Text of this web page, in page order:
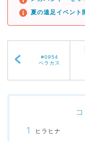
夏の遠足イベント
#0954
ベラカス
ヒラヒナ